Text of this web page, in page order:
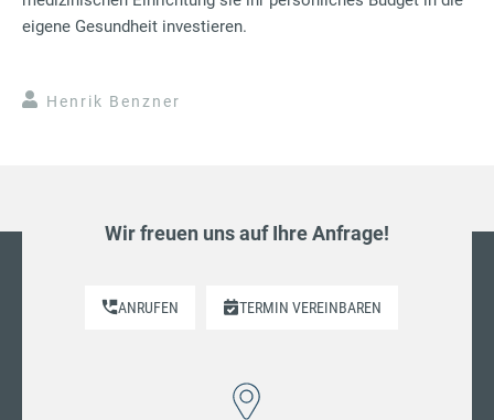
eigene Gesundheit investieren.
Henrik Benzner
Wir freuen uns auf Ihre Anfrage!
ANRUFEN TERMIN VEREINBAREN